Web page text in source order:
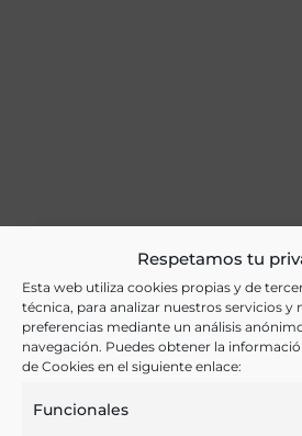
Respetamos tu
Esta web utiliza cookies propias y de
técnica, para analizar nuestros servicios y
preferencias mediante un análisis
navegación. Puedes obtener la
de Cookies en el siguiente enlace:
Funcionales